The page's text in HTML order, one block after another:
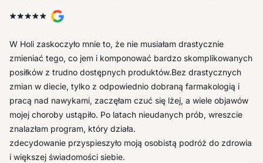
Największą wartością programu jest swobodny dostęp do
specjalistów, zwłaszcza dietetyka, co daje mi poczucie bycia
wspieraną: zarówno merytorycznie jak i emocjonalnie.
Zaskoczyło mnie, jak zmieniło się moje życie – zyskałam więcej
energii, zmieniła się moja relacja z głodem, a dieta przestała
być rygorem, stając się narzędziem wspierającym zdrowe
życie. W Holi otrzymałam wielopoziomowe wsparcie, które
zdecydowanie przyspieszyło moją osobistą podróż do zdrowia
i większej świadomości siebie.
W Holi zaskoczyło mnie to, że nie musiałam drastycznie
zmieniać tego, co jem i komponować bardzo skomplikowanych
posiłków z trudno dostępnych produktów.Bez drastycznych
zmian w diecie, tylko z odpowiednio dobraną farmakologią i
pracą nad nawykami, zaczęłam czuć się lżej, a wiele objawów
mojej choroby ustąpiło. Po latach nieudanych prób, wreszcie
znalazłam program, który działa.